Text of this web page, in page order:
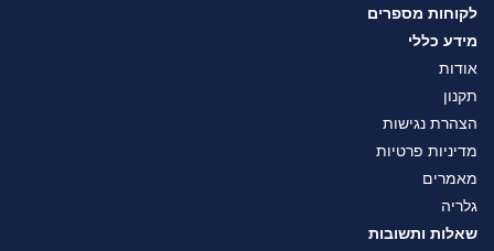
לקוחות מספרים
מידע כללי
אודות
תקנון
הצהרת נגישות
מדיניות פרטיות
מאמרים
גלריה
שאלות ותשובות